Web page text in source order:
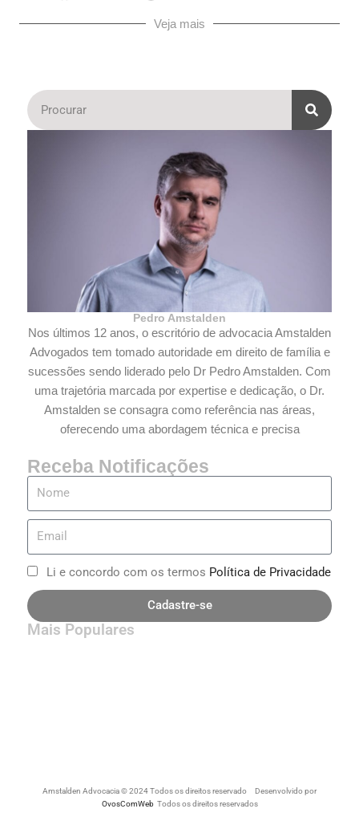
Veja mais
Pedro Amstalden
Nos últimos 12 anos, o escritório de advocacia Amstalden
Advogados tem tomado autoridade em direito de família e
sucessões sendo liderado pelo Dr Pedro Amstalden. Com
uma trajetória marcada por expertise e dedicação, o Dr.
Amstalden se consagra como referência nas áreas,
oferecendo uma abordagem técnica e precisa
Receba Notificações
Li e concordo com os termos Política de Privacidade
Cadastre-se
Mais Populares
Amstalden Advocacia © 2024 Todos os direitos reservado Desenvolvido por
OvosComWebTodos os direitos reservados